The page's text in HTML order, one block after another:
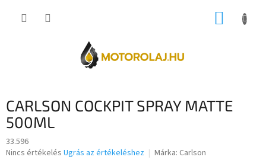
KOSÁR
CARLSON COCKPIT SPRAY MATTE
500ML
33.596
A
Nincs értékelés Ugrás az értékeléshez Márka: Carlson